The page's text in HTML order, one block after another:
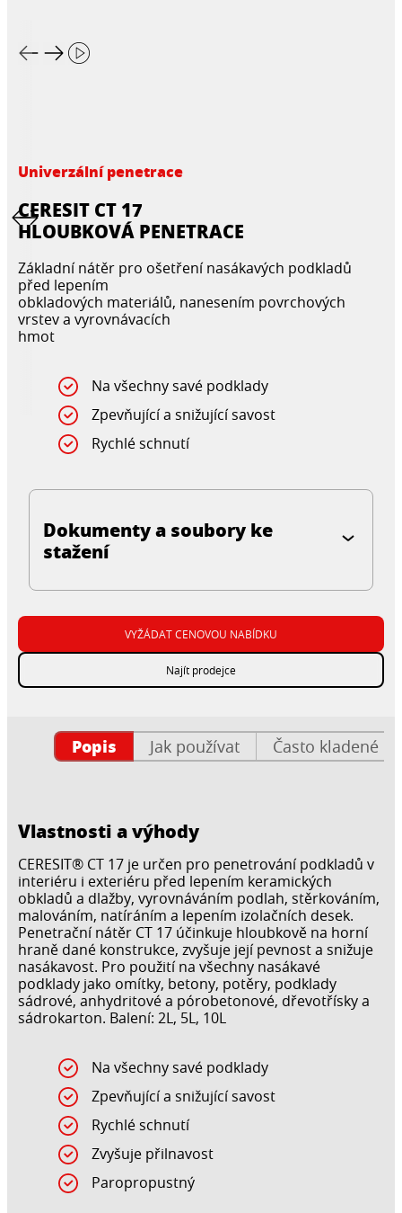
Univerzální penetrace
CERESIT CT 17
HLOUBKOVÁ PENETRACE
Základní nátěr pro ošetření nasákavých podkladů
před lepením
obkladových materiálů, nanesením povrchových
vrstev a vyrovnávacích
hmot
Na všechny savé podklady
Zpevňující a snižující savost
Rychlé schnutí
Dokumenty a soubory ke
stažení
VYŽÁDAT CENOVOU NABÍDKU
Najít prodejce
Popis Jak používat Často kladené
Vlastnosti a výhody
CERESIT® CT 17 je určen pro penetrování podkladů v
interiéru i exteriéru před lepením keramických
obkladů a dlažby, vyrovnáváním podlah, stěrkováním,
malováním, natíráním a lepením izolačních desek.
Penetrační nátěr CT 17 účinkuje hloubkově na horní
hraně dané konstrukce, zvyšuje její pevnost a snižuje
nasákavost. Pro použití na všechny nasákavé
podklady jako omítky, betony, potěry, podklady
sádrové, anhydritové a pórobetonové, dřevotřísky a
sádrokarton. Balení: 2L, 5L, 10L
Na všechny savé podklady
Zpevňující a snižující savost
Rychlé schnutí
Zvyšuje přilnavost
Paropropustný